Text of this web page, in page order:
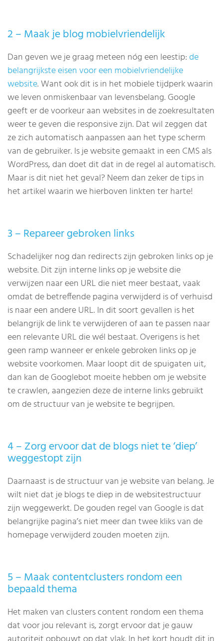
2 – Maak je blog mobielvriendelijk
Dan geven we je graag meteen nóg een leestip:de
belangrijkste eisen voor een mobielvriendelijke
website. Want ook dit is in het mobiele tijdperk waarin
we leven onmiskenbaar van levensbelang. Google
geeft er de voorkeur aan websites in de zoekresultaten
weer te geven die responsive zijn. Dat wil zeggen dat
ze zich automatisch aanpassen aan het type scherm
van de gebruiker. Is je website gemaakt in een CMS als
WordPress, dan doet dit dat in de regel al automatisch.
Maar is dit niet het geval? Neem dan zeker de tips in
het artikel waarin we hierboven linkten ter harte!
3 – Repareer gebroken links
Schadelijker nog dan redirects zijn gebroken links op je
website. Dit zijn interne links op je website die
verwijzen naar een URL die niet meer bestaat, vaak
omdat de betreffende pagina verwijderd is of verhuisd
is naar een andere URL. In dit soort gevallen is het
belangrijk de link te verwijderen of aan te passen naar
een relevante URL die wél bestaat. Overigens is het
geen ramp wanneer er enkele gebroken links op je
website voorkomen. Maar loopt dit de spuigaten uit,
dan kan de Googlebot moeite hebben om je website
te crawlen, aangezien deze de interne links gebruikt
om de structuur van je website te begrijpen.
4 – Zorg ervoor dat de blogs niet te ‘diep’
weggestopt zijn
Daarnaast is de structuur van je website van belang. Je
wilt niet dat je blogs te diep in de websitestructuur
zijn weggewerkt. De gouden regel van Google is dat
belangrijke pagina’s niet meer dan twee kliks van de
homepage verwijderd zouden moeten zijn.
5 – Maak contentclusters rondom een
bepaald thema
Het maken van clusters content rondom een thema
dat voor jou relevant is, zorgt ervoor dat je gauw